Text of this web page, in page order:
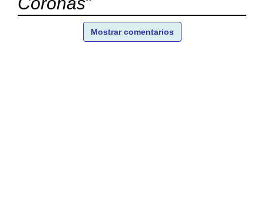
Mostrar comentarios